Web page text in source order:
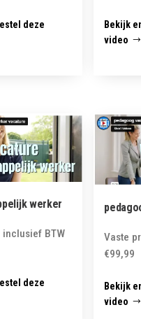
deze
Bekijk
video
werker
BTW
deze
Vaste
€99,99
Bekijk
video